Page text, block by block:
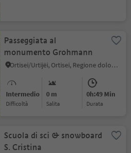
Passeggiata al
monumento Grohmann
Ortisei/Urtijëi, Ortisei, Regione dolomitica Val Gardena
Intermedio
Difficoltà
0 m
Salita
0h:49 Min
durata
Scuola di sci & snowboard
S. Cristina